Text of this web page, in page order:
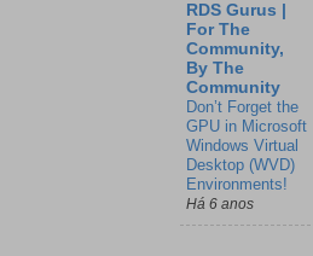
RDS Gurus |
For The
Community,
By The
Community
Don’t Forget the
GPU in Microsoft
Windows Virtual
Desktop (WVD)
Environments!
Há 6 anos